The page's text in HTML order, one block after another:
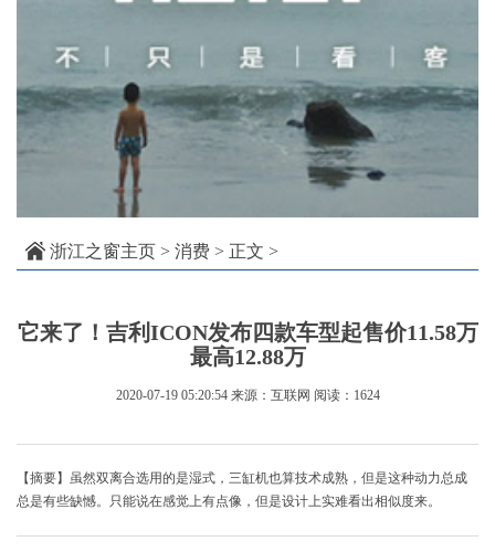
浙江之窗主页 > 消费 > 正文 >
它来了！吉利ICON发布四款车型起售价11.58万
最高12.88万
2020-07-19 05:20:54 来源：互联网 阅读：1624
【摘要】虽然双离合选用的是湿式，三缸机也算技术成熟，但是这种动力总成
总是有些缺憾。只能说在感觉上有点像，但是设计上实难看出相似度来。